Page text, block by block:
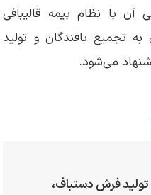
آن با نظام بیمه قالیبافی
به تجمیع بافندگان و تولید
می‌شود.
فرش دستباف،